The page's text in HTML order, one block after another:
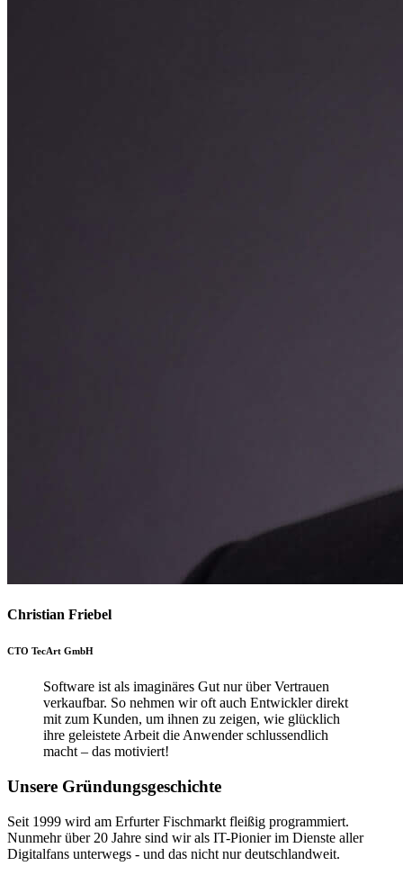
Christian Friebel
CTO TecArt GmbH
Software ist als imaginäres Gut nur über Vertrauen
verkaufbar. So nehmen wir oft auch Entwickler direkt
mit zum Kunden, um ihnen zu zeigen, wie glücklich
ihre geleistete Arbeit die Anwender schlussendlich
macht – das motiviert!
Unsere Gründungsgeschichte
Seit 1999 wird am Erfurter Fischmarkt fleißig programmiert.
Nunmehr über 20 Jahre sind wir als IT-Pionier im Dienste aller
Digitalfans unterwegs - und das nicht nur deutschlandweit.